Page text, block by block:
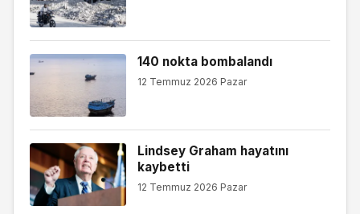
140 nokta bombalandı
12 Temmuz 2026 Pazar
Lindsey Graham hayatını
kaybetti
12 Temmuz 2026 Pazar